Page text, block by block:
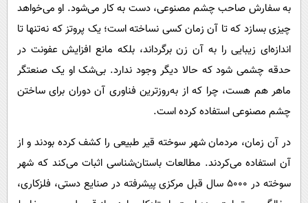
به سفارش صاحب چشم مصنوعی، دست به کار می‌شود. او می‌خواهد
چیزی بسازد که تا آن زمان کسی نساخته است؛ یک پروتز که نه‌تنها تا
اندازه‌ای زیبایی را به آن زن برگرداند، بلکه مانع افزایش عفونت در
حدقه چشمی شود که حالا دیگر وجود ندارد. بی‌شک او یک صنعتگر
ماهر هم هست، چرا که از به‌روزترین فناوری آن دوران برای ساختن
چشم مصنوعی استفاده کرده است.
در آن زمان، مردمان شهر سوخته قیر طبیعی را کشف کرده بودند و از
آن استفاده می‌کردند. مطالعات باستان‌شناسی اثبات می‌کند که شهر
سوخته در ۵۰۰۰ سال قبل مرکزی پیشرفته در صنایع دستی، فلزکاری،